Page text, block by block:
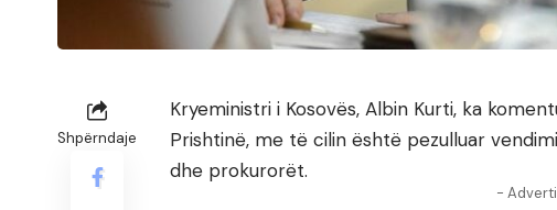
Shpërndaje
Kryeministri i Kosovës, Albin Kurti, ka
Prishtinë, me të cilin është pezulluar
dhe prokurorët.
-